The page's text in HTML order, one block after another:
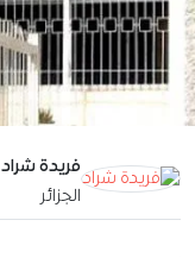
فريدة شراد
الجزائر